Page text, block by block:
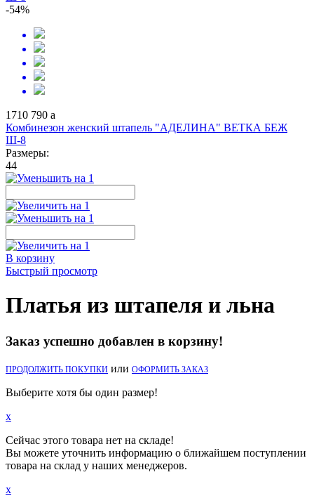
-54%
1710 790 a
Комбинезон женский штапель "АДЕЛИНА" ВЕТКА БЕЖ
Ш-8
Размеры:
44
В корзину
Быстрый просмотр
Платья из штапеля и льна
Заказ успешно добавлен в корзину!
ПРОДОЛЖИТЬ ПОКУПКИ или ОФОРМИТЬ ЗАКАЗ
Выберите хотя бы один размер!
x
Сейчас этого товара нет на складе!
Вы можете уточнить информацию о ближайшем поступлении
товара на склад у наших менеджеров.
x